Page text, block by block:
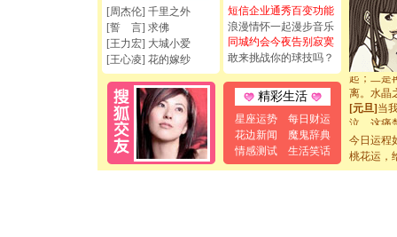
[周杰伦] 千里之外
[誓 言] 求佛
[王力宏] 大城小爱
[王心凌] 花的嫁纱
短信企业通秀百变功能
浪漫情怀一起漫步音乐
同城约会今夜告别寂寞
敢来挑战你的球技吗？
精彩生活
星座运势
每日财运
花边新闻
魔鬼辞典
情感测试
生活笑话
[元旦]看
断电。爱
你是我专
[元旦]如
起；二是
离。水晶
[元旦]当
泣，这痛
卖了。水
[春节]风
颜！冬去
今日运程
桃花运，